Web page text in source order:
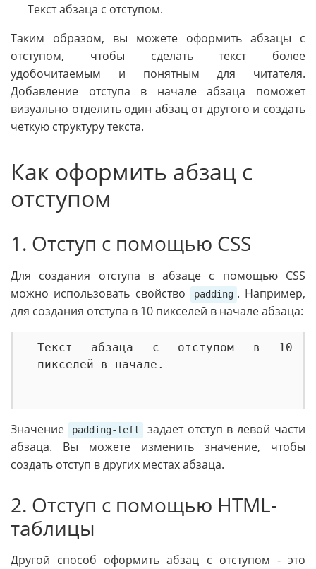
Текст абзаца с отступом.
Таким образом, вы можете оформить абзацы с
отступом, чтобы сделать текст более
удобочитаемым и понятным для читателя.
Добавление отступа в начале абзаца поможет
визуально отделить один абзац от другого и создать
четкую структуру текста.
Как оформить абзац с
отступом
1. Отступ с помощью CSS
Для создания отступа в абзаце с помощью CSS
можно использовать свойство
padding . Например,
для создания отступа в 10 пикселей в начале абзаца:
Текст абзаца с отступом в 10
пикселей в начале.
Значение padding-left
задает отступ в левой части
абзаца. Вы можете изменить значение, чтобы
создать отступ в других местах абзаца.
2. Отступ с помощью HTML-
таблицы
Другой способ оформить абзац с отступом - это